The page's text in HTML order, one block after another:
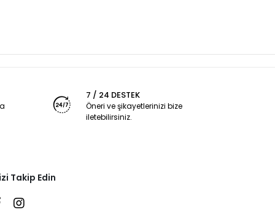
7 / 24 DESTEK
Öneri ve şikayetlerinizi bize
iletebilirsiniz.
Takip Edin